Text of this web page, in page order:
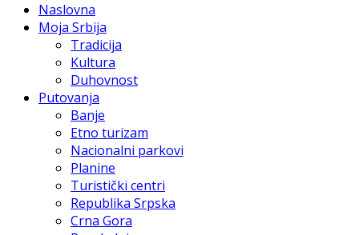
Naslovna
Moja Srbija
Tradicija
Kultura
Duhovnost
Putovanja
Banje
Etno turizam
Nacionalni parkovi
Planine
Turistički centri
Republika Srpska
Crna Gora